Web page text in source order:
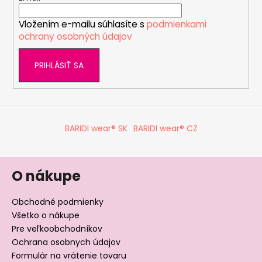
Vložením e-mailu súhlasíte s podmienkami
ochrany osobných údajov
PRIHLÁSIŤ SA
BARIDI wear® SK BARIDI wear® CZ
O nákupe
Obchodné podmienky
Všetko o nákupe
Pre veľkoobchodníkov
Ochrana osobnych údajov
Formulár na vrátenie tovaru